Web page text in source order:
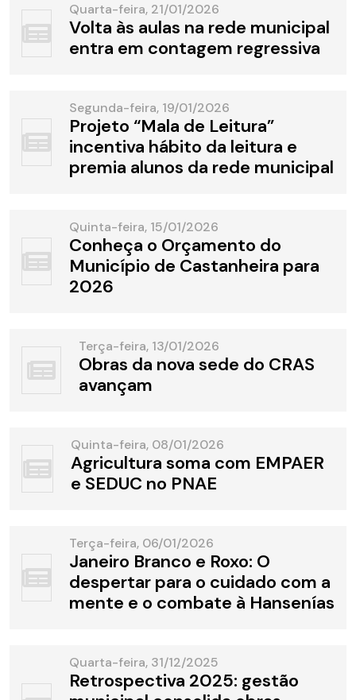
Quarta-feira, 21/01/2026
Volta às aulas na rede municipal
entra em contagem regressiva
Segunda-feira, 19/01/2026
Projeto “Mala de Leitura”
incentiva hábito da leitura e
premia alunos da rede municipal
Quinta-feira, 15/01/2026
Conheça o Orçamento do
Município de Castanheira para
2026
Terça-feira, 13/01/2026
Obras da nova sede do CRAS
avançam
Quinta-feira, 08/01/2026
Agricultura soma com EMPAER
e SEDUC no PNAE
Terça-feira, 06/01/2026
Janeiro Branco e Roxo: O
despertar para o cuidado com a
mente e o combate à Hansenías
Quarta-feira, 31/12/2025
Retrospectiva 2025: gestão